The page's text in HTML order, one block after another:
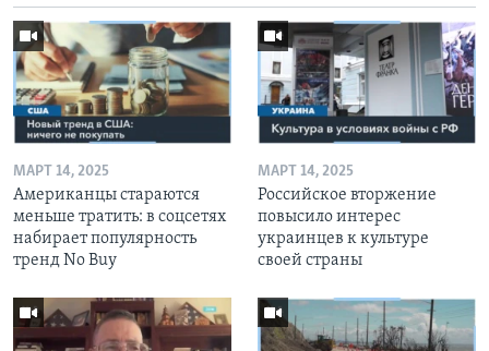
МАРТ 14, 2025
Американцы стараются
меньше тратить: в соцсетях
набирает популярность
тренд No Buy
МАРТ 14, 2025
Российское вторжение
повысило интерес
украинцев к культуре
своей страны